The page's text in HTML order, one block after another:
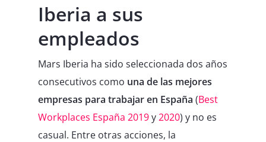
Iberia a sus
empleados
Mars Iberia ha sido seleccionada dos años
consecutivos como una de las mejores
empresas para trabajar en España (Best
Workplaces España 2019y2020) y no es
casual. Entre otras acciones, la